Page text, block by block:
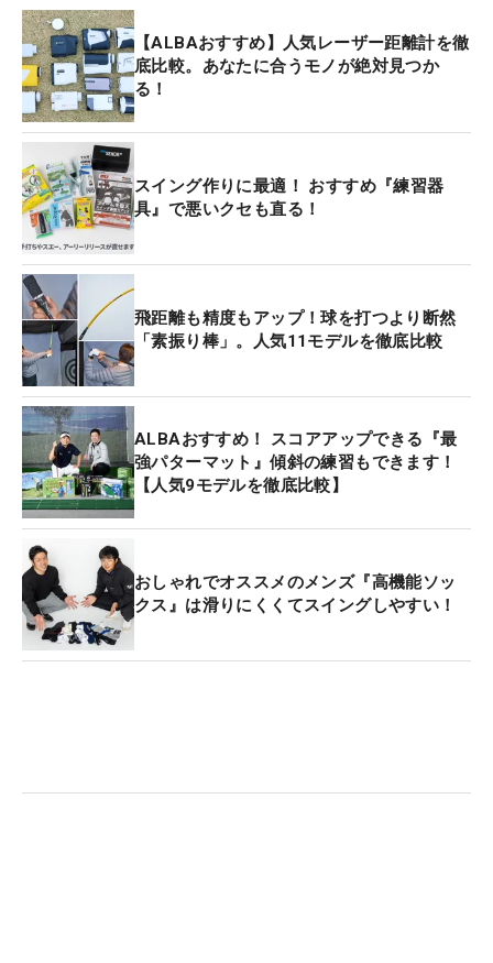
【ALBAおすすめ】人気レーザー距離計を徹
底比較。あなたに合うモノが絶対見つか
る！
スイング作りに最適！ おすすめ『練習器
具』で悪いクセも直る！
飛距離も精度もアップ！球を打つより断然
「素振り棒」。人気11モデルを徹底比較
ALBAおすすめ！ スコアアップできる『最
強パターマット』傾斜の練習もできます！
【人気9モデルを徹底比較】
おしゃれでオススメのメンズ『高機能ソッ
クス』は滑りにくくてスイングしやすい！